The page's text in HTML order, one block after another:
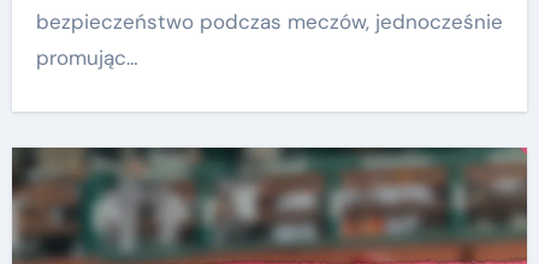
bezpieczeństwo podczas meczów, jednocześnie
promując…